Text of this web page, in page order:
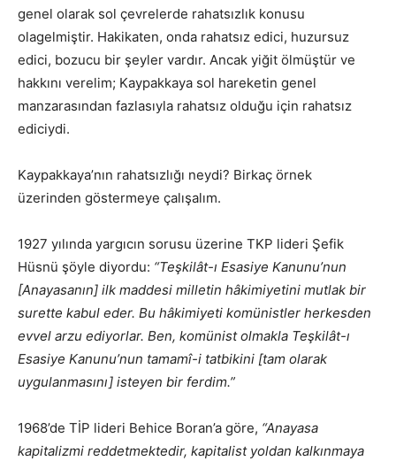
genel olarak sol çevrelerde rahatsızlık konusu
olagelmiştir. Hakikaten, onda rahatsız edici, huzursuz
edici, bozucu bir şeyler vardır. Ancak yiğit ölmüştür ve
hakkını verelim; Kaypakkaya sol hareketin genel
manzarasından fazlasıyla rahatsız olduğu için rahatsız
ediciydi.
Kaypakkaya’nın rahatsızlığı neydi? Birkaç örnek
üzerinden göstermeye çalışalım.
1927 yılında yargıcın sorusu üzerine TKP lideri Şefik
Hüsnü şöyle diyordu: “Teşkilât-ı Esasiye Kanunu’nun
[Anayasanın] ilk maddesi milletin hâkimiyetini mutlak bir
surette kabul eder. Bu hâkimiyeti komünistler herkesden
evvel arzu ediyorlar. Ben, komünist olmakla Teşkilât-ı
Esasiye Kanunu’nun tamamî-i tatbikini [tam olarak
uygulanmasını] isteyen bir ferdim.”
1968’de TİP lideri Behice Boran’a göre, “Anayasa
kapitalizmi reddetmektedir, kapitalist yoldan kalkınmaya